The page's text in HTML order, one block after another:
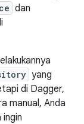
dan
yang
di Dagger,
manual, Anda